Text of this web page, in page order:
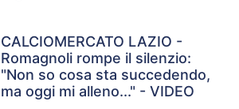
CALCIOMERCATO LAZIO -
Romagnoli rompe il silenzio:
"Non so cosa sta succedendo,
ma oggi mi alleno..." - VIDEO